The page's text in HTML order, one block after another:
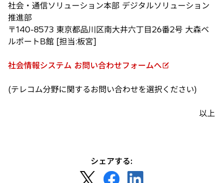
社会・通信ソリューション本部 デジタルソリューション
推進部
〒140-8573 東京都品川区南大井六丁目26番2号 大森ベ
ルポートB館 [担当:板宮]
社会情報システム お問い合わせフォームへ
新
い
(テレコム分野に関するお問い合わせを選択ください)
以上
シェアする:
新